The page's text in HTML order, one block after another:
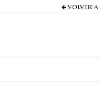
VOLVER A